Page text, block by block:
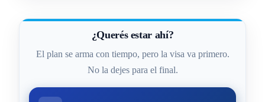
¿Querés estar ahí?
El plan se arma con tiempo, pero la visa va primero.
No la dejes para el final.